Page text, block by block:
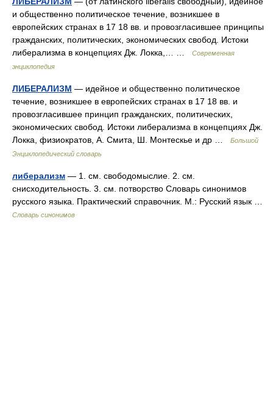
и общественно политическое течение, возникшее в
европейских странах в 17 18 вв. и провозгласившее принципы
гражданских, политических, экономических свобод. Истоки
либерализма в концепциях Дж. Локка,… …
Современная
энциклопедия
ЛИБЕРАЛИЗМ — идейное и общественно политическое
течение, возникшее в европейских странах в 17 18 вв. и
провозгласившее принцип гражданских, политических,
экономических свобод. Истоки либерализма в концепциях Дж.
Локка, физиократов, А. Смита, Ш. Монтескье и др …
Большой
Энциклопедический словарь
либерализм — 1. см. свободомыслие. 2. см.
снисходительность. 3. см. потворство Словарь синонимов
русского языка. Практический справочник. М.: Русский язык …
Словарь синонимов